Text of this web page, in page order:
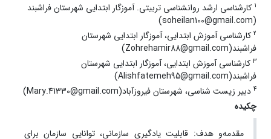
1 کارشناسی ارشد روانشناسی تربیتی. آموزگار ابتدایی شهرستان فراشبند
(soheilan100@gmail.com)
2 کارشناسی آموزش ابتدایی، آموزگار ابتدایی شهرستان
فراشبند(Zohrehamir88@gmail.com)
3 کارشناسی آموزش ابتدایی، آموزگار ابتدایی شهرستان
فراشبند(Alishfatemeh95@gmail.com)
4 دبیر زیست شناسی، شهرستان فیروزآباد(Mary.41330@gmail.com)
چکیده
مقدمه‌و هدف: قابلیت یادگیری سازمانی، توانایی سازمان برای